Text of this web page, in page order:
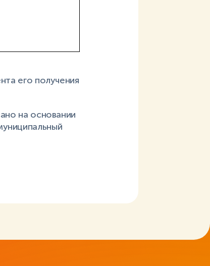
его получения
на основании